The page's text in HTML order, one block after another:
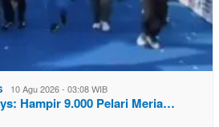
10 Agu 2026 - 03:08 WIB
Hampir 9.000 Pelari Meria…